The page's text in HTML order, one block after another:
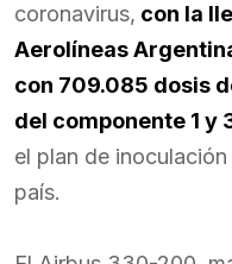
coronavirus, con la
Aerolíneas
con 709.085 dosis
del componente 1 y
el plan de
país.